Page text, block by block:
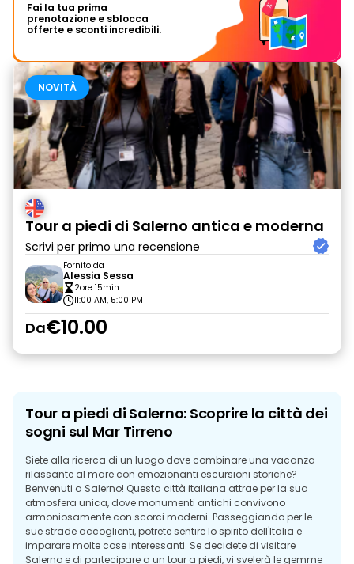
Fai la tua prima
prenotazione e sblocca
offerte e sconti incredibili.
NOVITÀ
Tour a piedi di Salerno antica e moderna
Scrivi per primo una recensione
Fornito da
Alessia Sessa
2ore 15min
11:00 AM, 5:00 PM
Da€10.00
Tour a piedi di Salerno: Scoprire la città dei
sogni sul Mar Tirreno
Siete alla ricerca di un luogo dove combinare una vacanza
rilassante al mare con emozionanti escursioni storiche?
Benvenuti a Salerno! Questa città italiana attrae per la sua
atmosfera unica, dove monumenti antichi convivono
armoniosamente con scorci moderni. Passeggiando per le
sue strade accoglienti, potrete sentire lo spirito dell'Italia e
imparare molte cose interessanti. Se decidete di visitare
Salerno e di partecipare a un tour a piedi, vi svelerà le gemme